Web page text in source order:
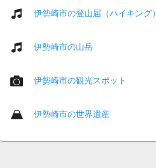
伊勢崎市の登山届（ハイキング）
伊勢崎市の山岳
伊勢崎市の観光スポット
伊勢崎市の世界遺産